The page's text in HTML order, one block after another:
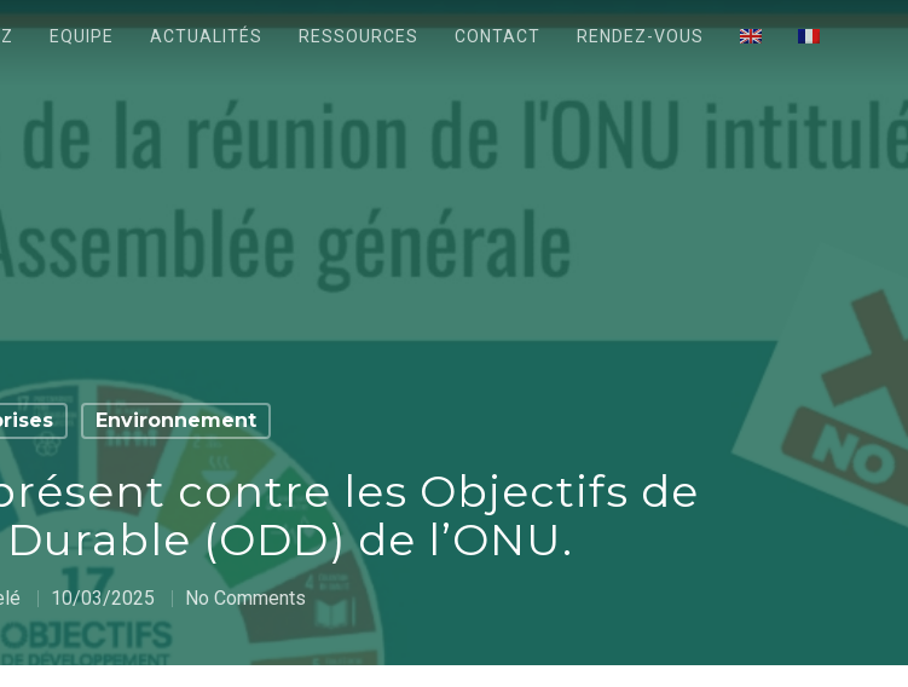
EQUIPE ACTUALITÉS RESSOURCES CONTACT RENDEZ-VOUS
Environnement
contre les Objectifs de
(ODD) de l’ONU.
10/03/2025 No Comments